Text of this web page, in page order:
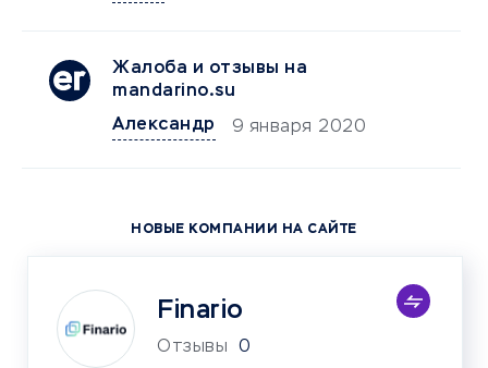
Жалоба и отзывы на
mandarino.su
Александр
9 января 2020
НОВЫЕ КОМПАНИИ НА САЙТЕ
Finario
Отзывы 0